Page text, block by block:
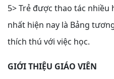
5> Trẻ được thao tác
nhất hiện nay là Bảng
thích thú với việc học.
GIỚI THIỆU GIÁO VIÊN